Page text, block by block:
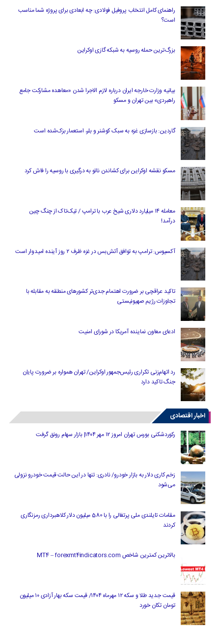
راهنمای کامل انتخاب پروفیل فولادی: چه ابعادی برای پروژه شما مناسب
است؟
بزرگ‌ترین حمله روسیه به شبکه گازی اوکراین
بیانیه وزارت خارجه ایران درباره لازم‌ الاجرا شدن «معاهده مشارکت جامع
راهبردی» بین تهران و مسکو
گاردین: بازسازی غزه به سبک کوشنر و بلر، استعمار بزک‌شده است
مسکو نقشه اوکراین برای کشاندن ناتو به درگیری با روسیه را فاش کرد
معامله ۱۴ میلیارد دلاری شیخ عرب با ترامپ / تیک‌تاک از چنگ چین
درآمد!
آکسیوس: ترامپ به توافق آتش‌بس در غزه ظرف ۲ روز آینده امیدوار است
تاکید عراقچی بر ضرورت اهتمام جدی‌تر کشورهای منطقه به مقابله با
تجاوزات رژیم صهیونیستی
ادعای معاون نماینده آمریکا در شورای امنیت
رد اتهام‌زنی تکراری رئیس‌جمهور اوکراین/ تهران همواره بر ضرورت پایان
جنگ تاکید دارد
اخبار اقتصادی
رکوردشکنی بورس تهران امروز ۱۲ مهر ۱۴۰۴| بازار سهام رونق گرفت
زخم کاری دلار به بازار خودرو/ نادری: تنها در این حالت قیمت خودرو نزولی
می‌شود
مقامات تایلندی ملی پرتغالی را با 580 میلیون دلار کلاهبرداری رمزنگاری
کردند
بالاترین کمترین شاخص MT4 – forexmt4indicators.com
قیمت جدید طلا و سکه ۱۲ مهرماه ۱۴۰۴/ قیمت سکه بهار آزادی ۱۰ میلیون
تومان تکان خورد